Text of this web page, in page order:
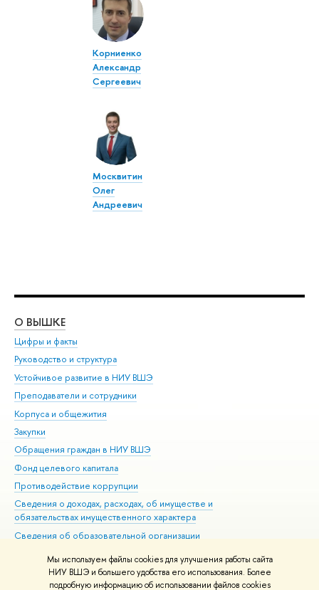
Мы используем файлы cookies для улучшения работы сайта
НИУ ВШЭ и большего удобства его использования. Более
подробную информацию об использовании файлов cookies
Корниенко
Александр
Сергеевич
Москвитин
Олег
Андреевич
О ВЫШКЕ
Цифры и факты
Руководство и структура
Устойчивое развитие в НИУ ВШЭ
Преподаватели и сотрудники
Корпуса и общежития
Закупки
Обращения граждан в НИУ ВШЭ
Фонд целевого капитала
Противодействие коррупции
Сведения о доходах, расходах, об имуществе и
обязательствах имущественного характера
Сведения об образовательной организации
Людям с ограниченными возможностями здоровья
Единая платежная страница